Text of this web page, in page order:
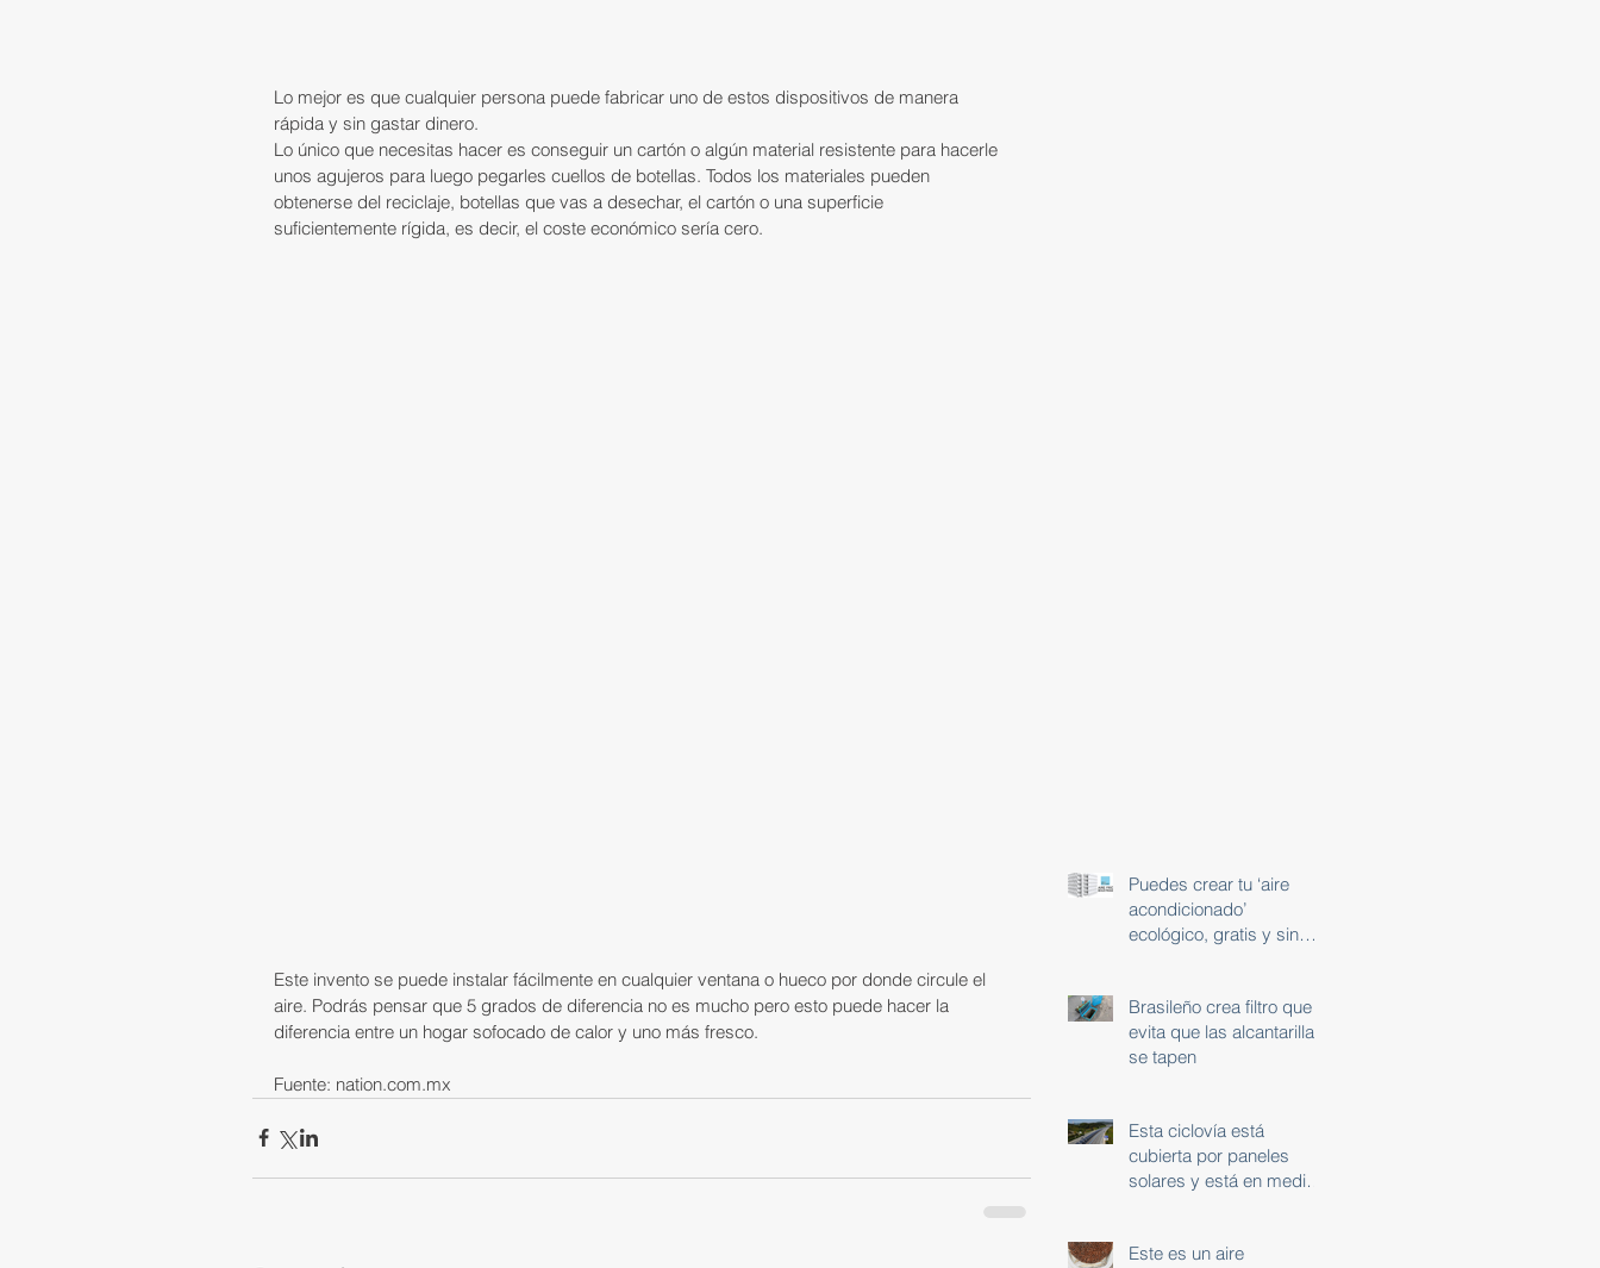
Lo mejor es que cualquier persona puede fabricar uno de estos dispositivos de manera
rápida y sin gastar dinero.
Lo único que necesitas hacer es conseguir un cartón o algún material resistente para hacerle
unos agujeros para luego pegarles cuellos de botellas. Todos los materiales pueden
obtenerse del reciclaje, botellas que vas a desechar, el cartón o una superficie
suficientemente rígida, es decir, el coste económico sería cero.
Este invento se puede instalar fácilmente en cualquier ventana o hueco por donde circule el
aire. Podrás pensar que 5 grados de diferencia no es mucho pero esto puede hacer la
diferencia entre un hogar sofocado de calor y uno más fresco.
Fuente: nation.com.mx
Puedes crear tu ‘aire
acondicionado’
ecológico, gratis y sin
Brasileño crea filtro que
evita que las alcantarillas
se tapen
Esta ciclovía está
cubierta por paneles
solares y está en medio
Este es un aire